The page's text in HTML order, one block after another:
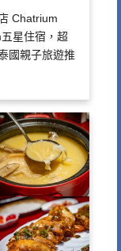
Chatrium
星住宿，超
國親子旅遊推